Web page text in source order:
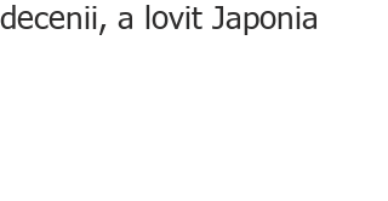
decenii, a lovit Japonia